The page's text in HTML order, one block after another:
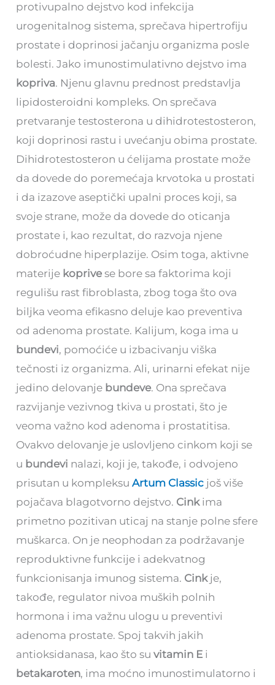
protivupalno dejstvo kod infekcija
urogenitalnog sistema, sprečava hipertrofiju
prostate i doprinosi jačanju organizma posle
bolesti. Jako imunostimulativno dejstvo ima
kopriva. Njenu glavnu prednost predstavlja
lipidosteroidni kompleks. On sprečava
pretvaranje testosterona u dihidrotestosteron,
koji doprinosi rastu i uvećanju obima prostate.
Dihidrotestosteron u ćelijama prostate može
da dovede do poremećaja krvotoka u prostati
i da izazove aseptički upalni proces koji, sa
svoje strane, može da dovede do oticanja
prostate i, kao rezultat, do razvoja njene
dobroćudne hiperplazije. Osim toga, aktivne
materije koprivese bore sa faktorima koji
regulišu rast fibroblasta, zbog toga što ova
biljka veoma efikasno deluje kao preventiva
od adenoma prostate. Kalijum, koga ima u
bundevi, pomoćiće u izbacivanju viška
tečnosti iz organizma. Ali, urinarni efekat nije
jedino delovanje bundeve. Ona sprečava
razvijanje vezivnog tkiva u prostati, što je
veoma važno kod adenoma i prostatitisa.
Ovakvo delovanje je uslovljeno cinkom koji se
u bundevi nalazi, koji je, takođe, i odvojeno
prisutan u kompleksuArtum Classic još više
pojačava blagotvorno dejstvo. Cink ima
primetno pozitivan uticaj na stanje polne sfere
muškarca. On je neophodan za podržavanje
reproduktivne funkcije i adekvatnog
funkcionisanja imunog sistema. Cink je,
takođe, regulator nivoa muških polnih
hormona i ima važnu ulogu u preventivi
adenoma prostate. Spoj takvih jakih
antioksidanasa, kao što suvitamin E i
betakaroten, ima moćno imunostimulatorno i